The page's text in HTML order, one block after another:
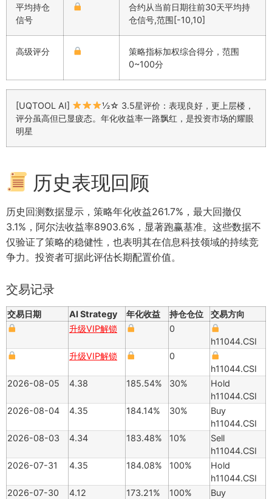
平均持仓
信号
合约从当前日期往前30天平均持
仓信号,范围[-10,10]
高级评分
策略指标加权综合得分，范围
0~100分
[UQTOOL AI]
½☆ 3.5星评价：表现良好，更上层楼，
评分虽高但已显疲态。年化收益率一路飘红，是投资市场的耀眼
明星
历史表现回顾
历史回测数据显示，策略年化收益261.7%，最大回撤仅
3.1%，阿尔法收益率8903.6%，显著跑赢基准。这些数据不
仅验证了策略的稳健性，也表明其在信息科技领域的持续竞
争力。投资者可据此评估长期配置价值。
交易记录
交易日期 AI Strategy 年化收益 持仓仓位
交易方向
升级VIP解锁
0
h11044.CSI
升级VIP解锁
0
h11044.CSI
2026-08-05
4.38 185.54% 30%
Hold
h11044.CSI
2026-08-04
4.35 184.14% 30%
Buy
h11044.CSI
2026-08-03
4.34 183.48% 10%
Sell
h11044.CSI
2026-07-31
4.35 184.08% 100%
Hold
h11044.CSI
2026-07-30
4.12 173.21% 100%
Buy